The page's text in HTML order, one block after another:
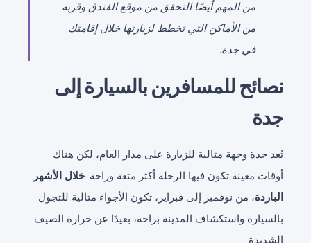
من المهم أيضًا التحقق من موقع الفندق وقربه
من الأماكن التي تخطط لزيارتها خلال إقامتك
في جدة.
نصائح للمسافرين بالسيارة إلى
جدة
تُعد جدة وجهة مثالية للزيارة على مدار العام، لكن هناك
أوقات معينة تكون فيها الرحلة أكثر متعة وراحة. خلال الأشهر
الباردة، من نوفمبر إلى فبراير، تكون الأجواء مثالية للتجول
بالسيارة واستكشاف المدينة براحة، بعيدًا عن حرارة الصيف
الشديدة.